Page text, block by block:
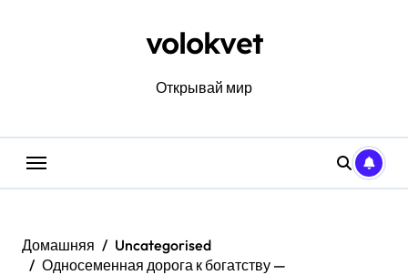
volokvet
Открывай мир
Домашняя
Uncategorised
Односеменная дорога к богатству —